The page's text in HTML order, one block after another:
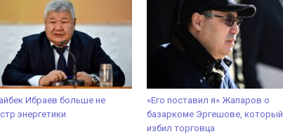
Ибраев больше не
энергетики
«Его поставил я» Жапаров о
базаркоме Эргешове, который
избил торговца